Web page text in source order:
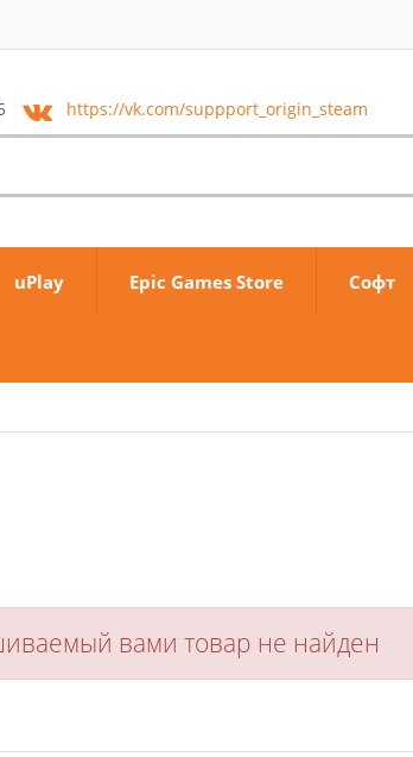
https://vk.com/suppport_origin_steam
uPlay Epic Games Store Софт
вами товар не найден